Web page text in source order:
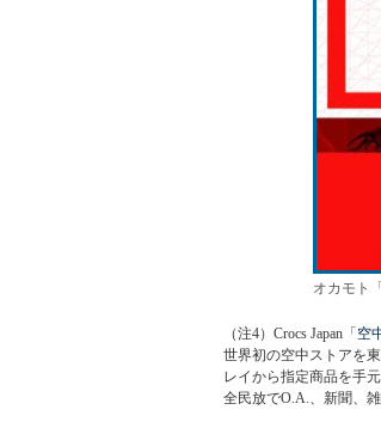
オカモト
（注4）Crocs Japan「 空
世界初の空中ストアを
レイから指定商品を手
全民放でO.A.、新聞、